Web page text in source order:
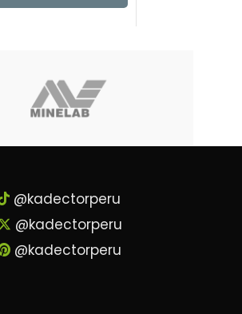
@kadectorperu
@kadectorperu
@kadectorperu